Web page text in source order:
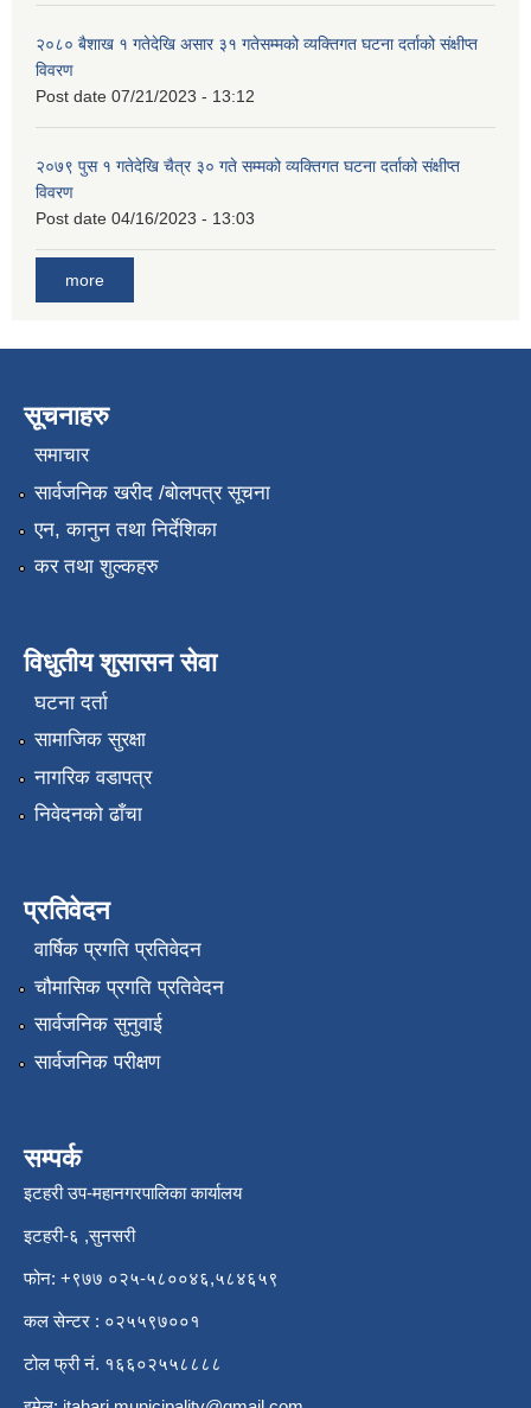
२०८० बैशाख १ गतेदेखि असार ३१ गतेसम्मको व्यक्तिगत घटना दर्ताको संक्षीप्त
विवरण
Post date 07/21/2023 - 13:12
२०७९ पुस १ गतेदेखि चैत्र ३० गते सम्मको व्यक्तिगत घटना दर्ताको संक्षीप्त
विवरण
Post date 04/16/2023 - 13:03
more
सूचनाहरु
समाचार
सार्वजनिक खरीद /बोलपत्र सूचना
एन, कानुन तथा निर्देशिका
कर तथा शुल्कहरु
विधुतीय शुसासन सेवा
घटना दर्ता
सामाजिक सुरक्षा
नागरिक वडापत्र
निवेदनको ढाँचा
प्रतिवेदन
वार्षिक प्रगति प्रतिवेदन
चौमासिक प्रगति प्रतिवेदन
सार्वजनिक सुनुवाई
सार्वजनिक परीक्षण
सम्पर्क
इटहरी उप-महानगरपालिका कार्यालय
इटहरी-६ ,सुनसरी
फोन: +९७७ ०२५-५८००४६,५८४६५९
कल सेन्टर : ०२५५९७००१
टोल फ्री नं. १६६०२५५८८८८